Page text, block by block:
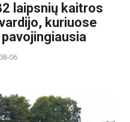
laipsnių kaitros
kuriuose
06